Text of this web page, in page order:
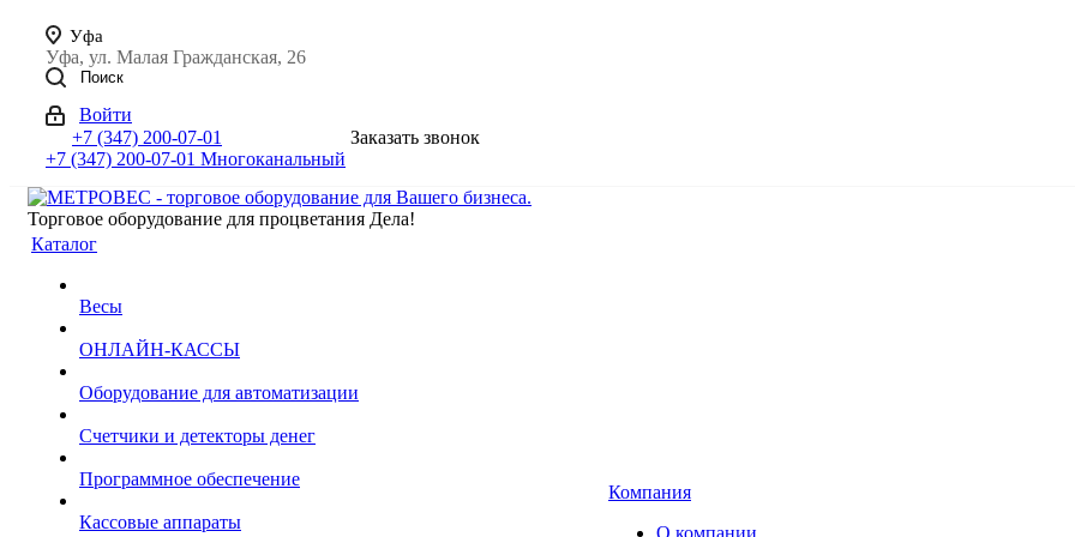
Уфа
Уфа, ул. Малая Гражданская, 26
Поиск
Войти
+7 (347) 200-07-01
+7 (347) 200-07-01 Многоканальный
Заказать звонок
Торговое оборудование для процветания Дела!
Каталог
Весы
ОНЛАЙН-КАССЫ
Оборудование для автоматизации
Счетчики и детекторы денег
Программное обеспечение
Кассовые аппараты
Компания
О компании